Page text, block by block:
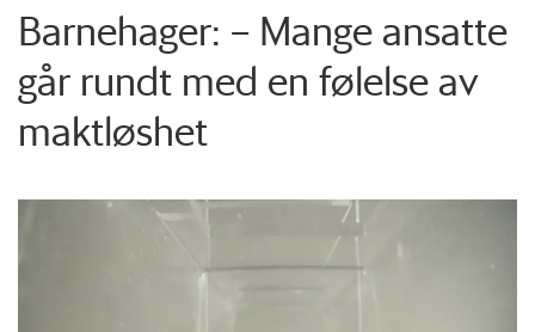
Barnehager: – Mange ansatte
går rundt med en følelse av
maktløshet